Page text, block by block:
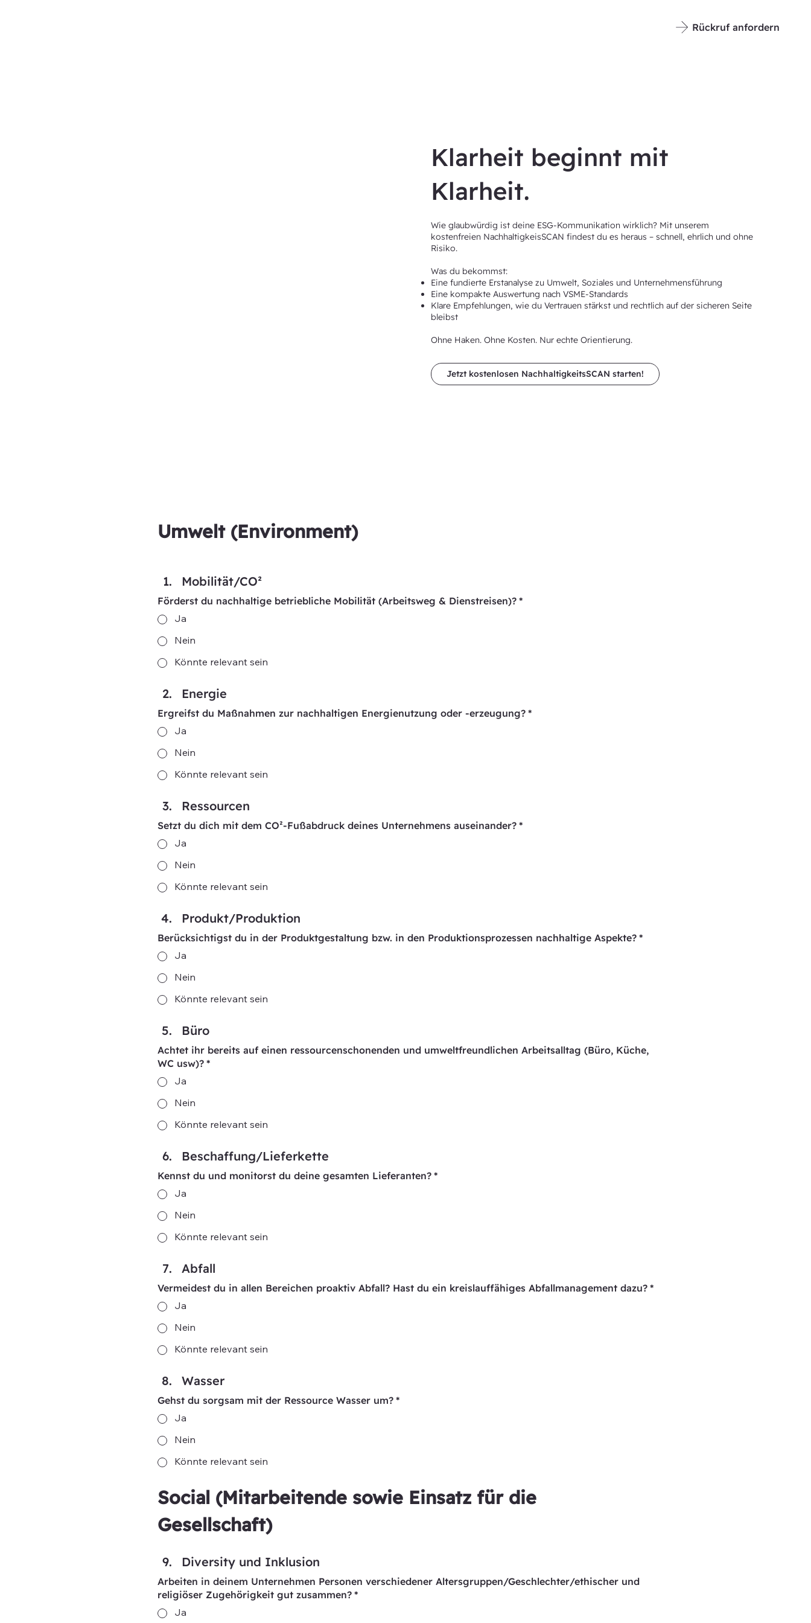
Rückruf anfordern
Klarheit beginnt mit
Klarheit.
Wie glaubwürdig ist deine ESG-Kommunikation wirklich? Mit unserem
kostenfreien NachhaltigkeisSCAN findest du es heraus – schnell, ehrlich und ohne
Risiko.
Was du bekommst:
Eine fundierte Erstanalyse zu Umwelt, Soziales und Unternehmensführung
Eine kompakte Auswertung nach VSME-Standards
Klare Empfehlungen, wie du Vertrauen stärkst und rechtlich auf der sicheren Seite
bleibst
Ohne Haken. Ohne Kosten. Nur echte Orientierung.
Jetzt kostenlosen NachhaltigkeitsSCAN starten!
Umwelt (Environment)
Mobilität/CO²
Förderst du nachhaltige betriebliche Mobilität (Arbeitsweg & Dienstreisen)? *
Ja
Nein
Könnte relevant sein
Energie
Ergreifst du Maßnahmen zur nachhaltigen Energienutzung oder -erzeugung? *
Ja
Nein
Könnte relevant sein
Ressourcen
Setzt du dich mit dem CO²-Fußabdruck deines Unternehmens auseinander? *
Ja
Nein
Könnte relevant sein
Produkt/Produktion
Berücksichtigst du in der Produktgestaltung bzw. in den Produktionsprozessen nachhaltige Aspekte? *
Ja
Nein
Könnte relevant sein
Büro
Achtet ihr bereits auf einen ressourcenschonenden und umweltfreundlichen Arbeitsalltag (Büro, Küche,
WC usw)? *
Ja
Nein
Könnte relevant sein
Beschaffung/Lieferkette
Kennst du und monitorst du deine gesamten Lieferanten? *
Ja
Nein
Könnte relevant sein
Abfall
Vermeidest du in allen Bereichen proaktiv Abfall? Hast du ein kreislauffähiges Abfallmanagement dazu? *
Ja
Nein
Könnte relevant sein
Wasser
Gehst du sorgsam mit der Ressource Wasser um? *
Ja
Nein
Könnte relevant sein
Social (Mitarbeitende sowie Einsatz für die
Gesellschaft)
Diversity und Inklusion
Arbeiten in deinem Unternehmen Personen verschiedener Altersgruppen/Geschlechter/ethischer und
religiöser Zugehörigkeit gut zusammen? *
Ja